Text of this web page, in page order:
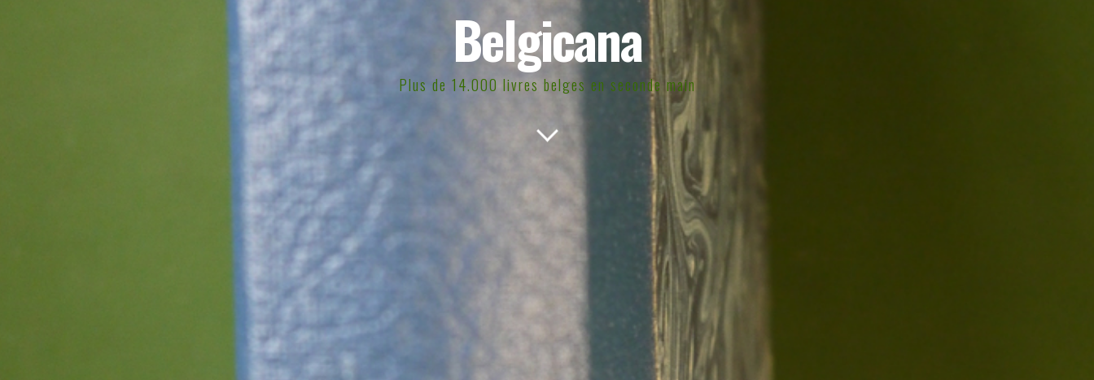
Belgicana
Plus de 14.000 livres belges en seconde main